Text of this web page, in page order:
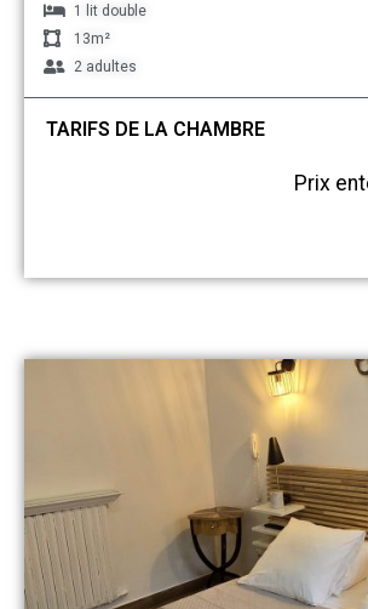
1 lit double
13m²
2 adultes
TARIFS DE LA CHAMBRE
Prix